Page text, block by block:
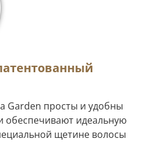
Garden просты и удобны
обеспечивают идеальную
щетине волосы